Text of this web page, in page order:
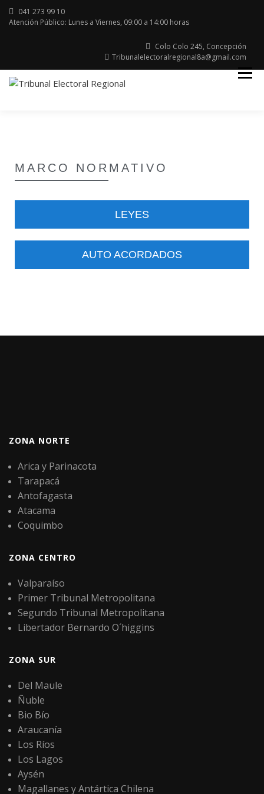
041 273 99 10
Atención Público: Lunes a Viernes, 09:00 a 14:00 horas
Colo Colo 245, Concepción
Tribunalelectoralregional8a@gmail.com
MARCO NORMATIVO
LEYES
AUTO ACORDADOS
ZONA NORTE
Arica y Parinacota
Tarapacá
Antofagasta
Atacama
Coquimbo
ZONA CENTRO
Valparaíso
Primer Tribunal Metropolitana
Segundo Tribunal Metropolitana
Libertador Bernardo O´higgins
ZONA SUR
Del Maule
Ñuble
Bio Bío
Araucanía
Los Ríos
Los Lagos
Aysén
Magallanes y Antártica Chilena